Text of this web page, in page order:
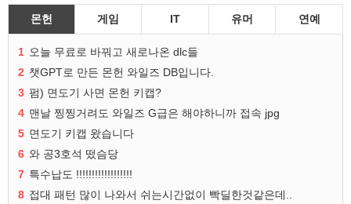
몬헌 게임 IT 유머 연예
1 오늘 무료로 바꿔고 새로나온 dlc들
2 챗GPT로 만든 몬헌 와일즈 DB입니다.
3 펌) 면도기 사면 몬헌 키캡?
4 맨날 찡찡거려도 와일즈 G급은 해야하니까 접속 jpg
5 면도기 키캡 왔습니다
6 와 공3호석 떴슴당
7 특수납도 !!!!!!!!!!!!!!!!!!
8 접대 패턴 많이 나와서 쉬는시간없이 빡딜한것같은데..